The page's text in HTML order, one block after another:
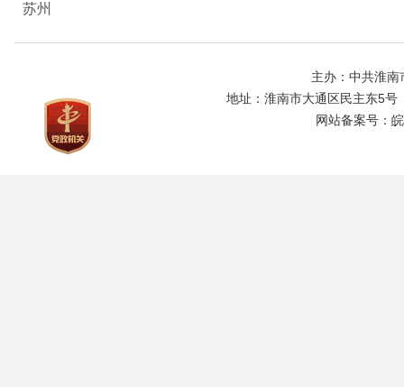
苏州
主办：中共淮
地址：淮南市大通区民主东5号
网站备案号：